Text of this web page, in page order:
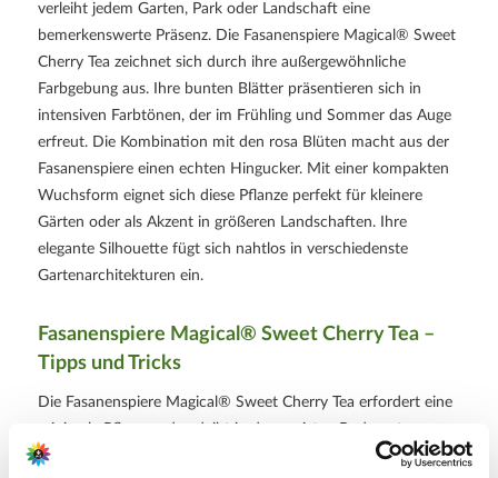
verleiht jedem Garten, Park oder Landschaft eine
bemerkenswerte Präsenz. Die Fasanenspiere Magical® Sweet
Cherry Tea zeichnet sich durch ihre außergewöhnliche
Farbgebung aus. Ihre bunten Blätter präsentieren sich in
intensiven Farbtönen, der im Frühling und Sommer das Auge
erfreut. Die Kombination mit den rosa Blüten macht aus der
Fasanenspiere einen echten Hingucker. Mit einer kompakten
Wuchsform eignet sich diese Pflanze perfekt für kleinere
Gärten oder als Akzent in größeren Landschaften. Ihre
elegante Silhouette fügt sich nahtlos in verschiedenste
Gartenarchitekturen ein.
Fasanenspiere Magical® Sweet Cherry Tea –
Tipps und Tricks
Die Fasanenspiere Magical® Sweet Cherry Tea erfordert eine
sowie in sonnigen bis halbschattigen Standorten. Dadurch ist